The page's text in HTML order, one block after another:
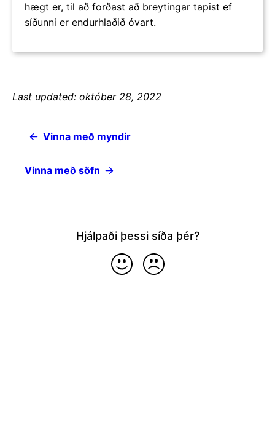
hægt er, til að forðast að breytingar tapist ef
síðunni er endurhlaðið óvart.
Last updated: október 28, 2022
Vinna með myndir
Vinna með söfn
Hjálpaði þessi síða þér?